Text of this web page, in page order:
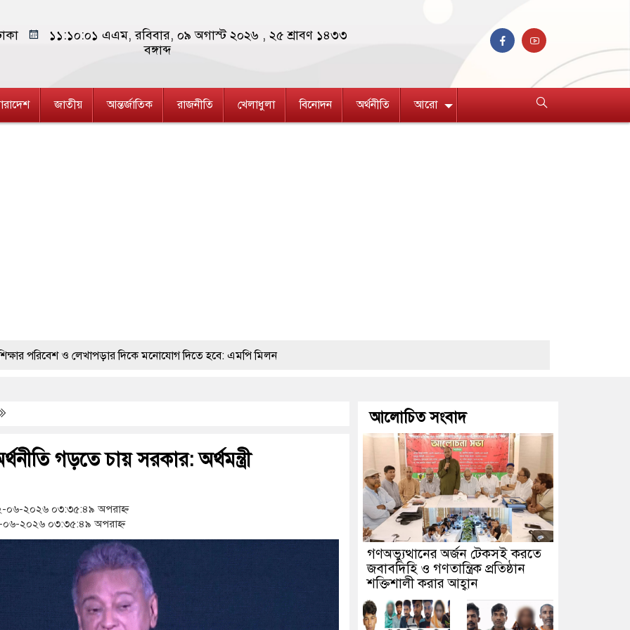
১১:১০:০২ এএম, রবিবার, ০৯ অগাস্ট ২০২৬ , ২৫ শ্রাবণ ১৪৩৩
বঙ্গাব্দ
জাতীয় আন্তর্জাতিক রাজনীতি খেলাধুলা বিনোদন অর্থনীতি আরো
ও লেখাপড়ার দিকে মনোযোগ দিতে হবে: এমপি মিলন
জমি ক্রয় উপলক্ষে চতুর্বেদী সার্বজনীন মন্দিরে কীর্তন ও আনন্দ মহোৎসব
ভ্রাম্যমান আদালতে এক মাসের কারাদণ্ড
ধরতে গিয়ে পানিতে ডুবে শিশুর মৃত্যু
আড়াই কেজি গাঁজা উদ্ধার
হলো শিশুদের সফট ইনডোর প্লে-গ্রাউন্ড 'পিএস ডিজনিল্যান্ডে প্লে-গ্রাউন্ড
১৪ ব্রাহ্মণবাড়িয়ায় পূর্ববিরোধের জেরে দুই পক্ষের সংঘর্ষ, আহত ৩০
গড়তে চায় সরকার: অর্থমন্ত্রী
২০২৬ ০৩:৩৫:৪৯ অপরাহ্ন
২০২৬ ০৩:৩৫:৪৯ অপরাহ্ন
আলোচিত সংবাদ
গণঅভ্যুত্থানের অর্জন টেকসই করতে
জবাবদিহি ও গণতান্ত্রিক প্রতিষ্ঠান
শক্তিশালী করার আহ্বান